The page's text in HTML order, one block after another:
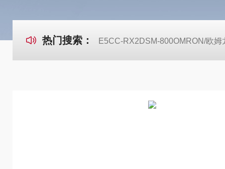
热门搜索： E5CC-RX2DSM-800OMRON/欧